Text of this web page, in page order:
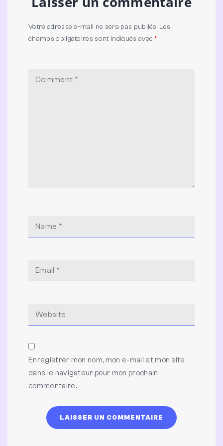
Votre adresse e-mail ne sera pas publiée. Les
champs obligatoires sont indiqués avec*
Enregistrer mon nom, mon e-mail et mon site
dans le navigateur pour mon prochain
commentaire.